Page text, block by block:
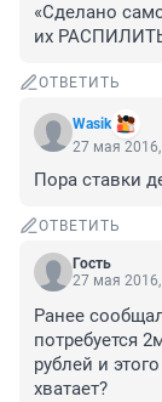
«Сделано
их
ОТВЕТИТЬ
Wasik
27 мая
Пора ставки
ОТВЕТИТЬ
Гость
27 мая
Ранее
потребуется
рублей и
хватает?